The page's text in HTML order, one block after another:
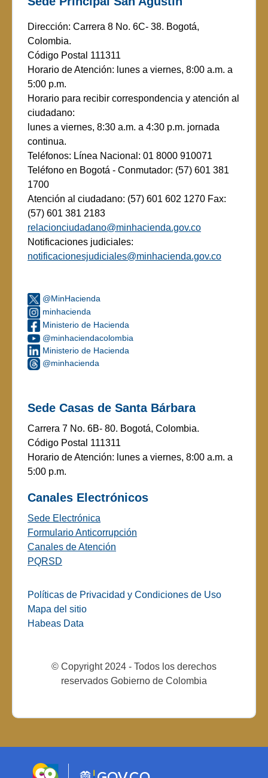
Dirección: Carrera 8 No. 6C- 38. Bogotá,
Colombia.
Código Postal 111311
Horario de Atención: lunes a viernes, 8:00 a.m. a
5:00 p.m.
Horario para recibir correspondencia y atención al
ciudadano:
lunes a viernes, 8:30 a.m. a 4:30 p.m. jornada
continua.
Teléfonos: Línea Nacional: 01 8000 910071
Teléfono en Bogotá - Conmutador: (57) 601 381
1700
Atención al ciudadano: (57) 601 602 1270 Fax:
(57) 601 381 2183
relacionciudadano@minhacienda.gov.co
Notificaciones judiciales:
notificacionesjudiciales@minhacienda.gov.co
@MinHacienda
minhacienda
Ministerio de Hacienda
@minhaciendacolombia
Ministerio de Hacienda
@minhacienda
Sede Casas de Santa Bárbara
Carrera 7 No. 6B- 80. Bogotá, Colombia.
Código Postal 111311
Horario de Atención: lunes a viernes, 8:00 a.m. a
5:00 p.m.
Canales Electrónicos
Sede Electrónica
Formulario Anticorrupción
Canales de Atención
PQRSD
Políticas de Privacidad y Condiciones de Uso
Mapa del sitio
Habeas Data
© Copyright 2024 - Todos los derechos
reservados Gobierno de Colombia